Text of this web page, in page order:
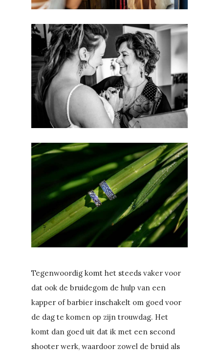
Tegenwoordig komt het steeds vaker voor
dat ook de bruidegom de hulp van een
kapper of barbier inschakelt om goed voor
de dag te komen op zijn trouwdag. Het
komt dan goed uit dat ik met een second
shooter werk, waardoor zowel de bruid als